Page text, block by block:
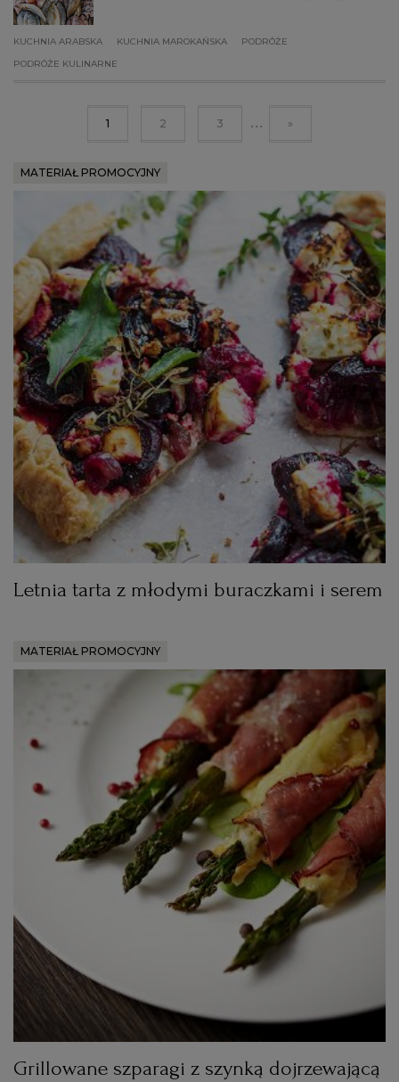
KUCHNIA ARABSKA KUCHNIA MAROKAŃSKA
PODRÓŻE
PODRÓŻE KULINARNE
1 2 3 ... »
MATERIAŁ PROMOCYJNY
Letnia tarta z młodymi buraczkami i serem
MATERIAŁ PROMOCYJNY
Grillowane szparagi z szynką dojrzewającą